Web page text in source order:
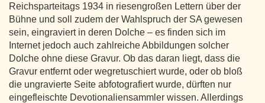
Reichsparteitags 1934 in riesengroßen Lettern über der
Bühne und soll zudem der Wahlspruch der SA gewesen
sein, eingraviert in deren Dolche – es finden sich im
Internet jedoch auch zahlreiche Abbildungen solcher
Dolche ohne diese Gravur. Ob das daran liegt, dass die
Gravur entfernt oder wegretuschiert wurde, oder ob bloß
die ungravierte Seite abfotografiert wurde, dürften nur
eingefleischte Devotionaliensammler wissen. Allerdings